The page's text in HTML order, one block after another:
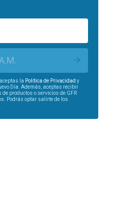
la Política de Privacidad y
Día. Además, aceptas recibir
productos o servicios de GFR
Podrás optar salirte de los